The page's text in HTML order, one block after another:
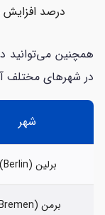
درصد افزایش
همچنین می‌توانید
در شهرهای مختلف
شهر
برلین (Berlin)
برمن (Bremen)